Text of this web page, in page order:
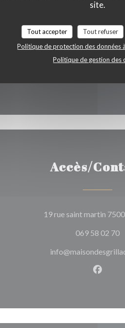
site.
Tout accepter Tout refuser
Politique de protection des données
Politique de gestion des
/ Mister Cash,
Accès/
19 rue saint martin
069 58 02 70